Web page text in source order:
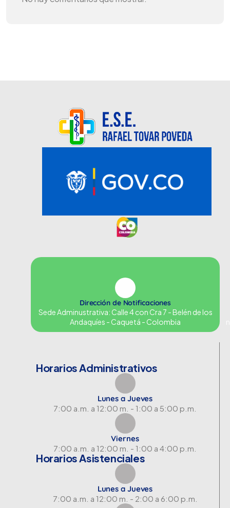
Dirección de Notificaciones
Sede Adminustrativa: Calle 4 con Cra 7 - Belén de los
Andaquíes - Caquetá - Colombia
Horarios Administrativos
Lunes a Jueves
7:00 a.m. a 12:00 m. - 1:00 a 5:00 p.m.
Viernes
7:00 a.m. a 12:00 m. - 1:00 a 4:00 p.m.
Horarios Asistenciales
Lunes a Jueves
7:00 a.m. a 12:00 m. - 2:00 a 6:00 p.m.